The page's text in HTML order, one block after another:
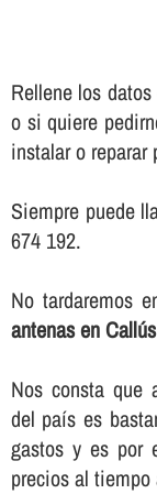
Rellene los
o si quiere
instalar o reparar
Siempre puede
674 192.
No tardaremos
antenas en Callús
Nos consta que
del paí­s es
gastos y es por
precios al tiempo